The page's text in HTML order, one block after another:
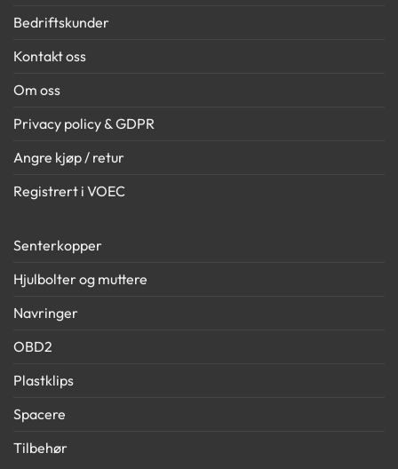
Bedriftskunder
Kontakt oss
Om oss
Privacy policy & GDPR
Angre kjøp / retur
Registrert i VOEC
Senterkopper
Hjulbolter og muttere
Navringer
OBD2
Plastklips
Spacere
Tilbehør